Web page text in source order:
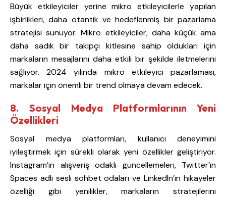
Büyük etkileyiciler yerine mikro etkileyicilerle yapılan
işbirlikleri, daha otantik ve hedeflenmiş bir pazarlama
stratejisi sunuyor. Mikro etkileyiciler, daha küçük ama
daha sadık bir takipçi kitlesine sahip oldukları için
markaların mesajlarını daha etkili bir şekilde iletmelerini
sağlıyor. 2024 yılında mikro etkileyici pazarlaması,
markalar için önemli bir trend olmaya devam edecek.
8. Sosyal Medya Platformlarının Yeni
Özellikleri
Sosyal medya platformları, kullanıcı deneyimini
iyileştirmek için sürekli olarak yeni özellikler geliştiriyor.
Instagram’ın alışveriş odaklı güncellemeleri, Twitter’ın
Spaces adlı sesli sohbet odaları ve LinkedIn’in hikayeler
özelliği gibi yenilikler, markaların stratejilerini